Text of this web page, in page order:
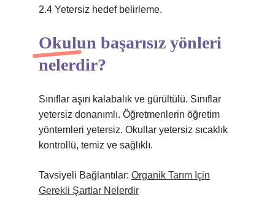
2.4 Yetersiz hedef belirleme.
Okulun başarısız yönleri
nelerdir?
Sınıflar aşırı kalabalık ve gürültülü. Sınıflar
yetersiz donanımlı. Öğretmenlerin öğretim
yöntemleri yetersiz. Okullar yetersiz sıcaklık
kontrollü, temiz ve sağlıklı.
Tavsiyeli Bağlantılar: Organik Tarım Için
Gerekli Şartlar Nelerdir